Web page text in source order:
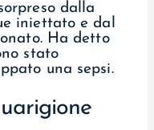
dalla
iniettato e dal
Ha detto
stato
una sepsi.